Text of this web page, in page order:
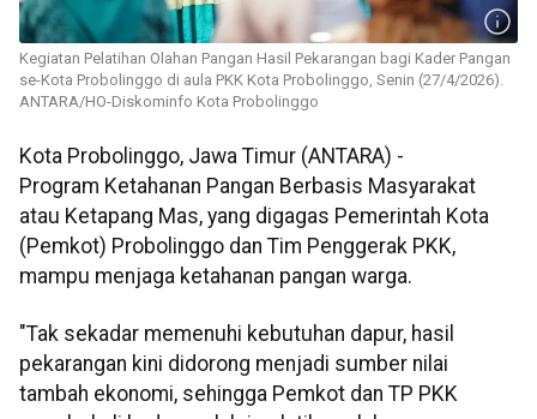
Kegiatan Pelatihan Olahan Pangan Hasil Pekarangan bagi Kader Pangan
se-Kota Probolinggo di aula PKK Kota Probolinggo, Senin (27/4/2026).
ANTARA/HO-Diskominfo Kota Probolinggo
Kota Probolinggo, Jawa Timur (ANTARA) -
Program Ketahanan Pangan Berbasis Masyarakat
atau Ketapang Mas, yang digagas Pemerintah Kota
(Pemkot) Probolinggo dan Tim Penggerak PKK,
mampu menjaga ketahanan pangan warga.
"Tak sekadar memenuhi kebutuhan dapur, hasil
pekarangan kini didorong menjadi sumber nilai
tambah ekonomi, sehingga Pemkot dan TP PKK